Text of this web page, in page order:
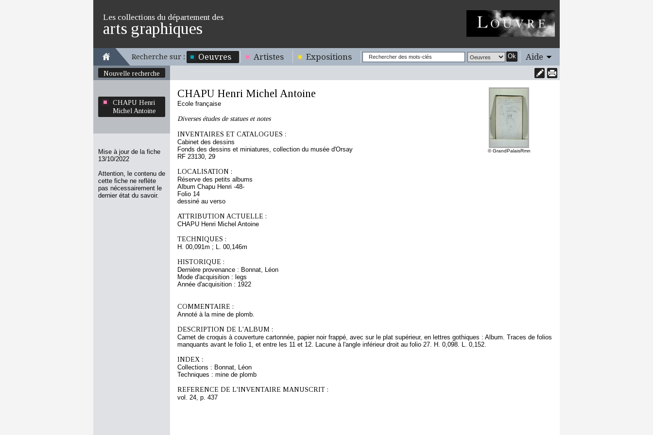
Les collections du département des
arts graphiques
Recherche sur : Oeuvres Artistes Expositions Ok Aide
Nouvelle recherche
CHAPU Henri
Michel Antoine
Mise à jour de la fiche
13/10/2022
Attention, le contenu de
cette fiche ne reflète
pas nécessairement le
dernier état du savoir.
© GrandPalaisRmn
CHAPU Henri Michel Antoine
Ecole française
Diverses études de statues et notes
INVENTAIRES ET CATALOGUES :
Cabinet des dessins
Fonds des dessins et miniatures, collection du musée d'Orsay
RF 23130, 29
LOCALISATION :
Réserve des petits albums
Album Chapu Henri -48-
Folio 14
dessiné au verso
ATTRIBUTION ACTUELLE :
CHAPU Henri Michel Antoine
TECHNIQUES :
H. 00,091m ; L. 00,146m
HISTORIQUE :
Dernière provenance : Bonnat, Léon
Mode d'acquisition : legs
Année d'acquisition : 1922
COMMENTAIRE :
Annoté à la mine de plomb.
DESCRIPTION DE L'ALBUM :
Carnet de croquis à couverture cartonnée, papier noir frappé, avec sur le plat supérieur, en lettres gothiques : Album. Traces de folios
manquants avant le folio 1, et entre les 11 et 12. Lacune à l'angle inférieur droit au folio 27. H. 0,098. L. 0,152.
INDEX :
Collections : Bonnat, Léon
Techniques : mine de plomb
REFERENCE DE L'INVENTAIRE MANUSCRIT :
vol. 24, p. 437